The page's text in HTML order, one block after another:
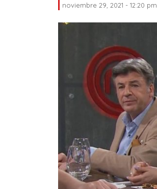
noviembre 29, 2021 - 12:20 pm